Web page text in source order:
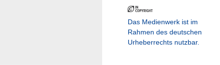
Das Medienwerk ist im
Rahmen des deutschen
Urheberrechts nutzbar.